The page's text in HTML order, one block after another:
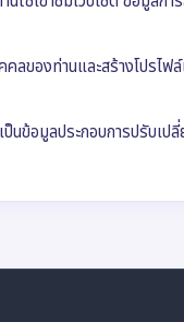
ของท่านและสร้างโปรไฟล์
นข้อมูลประกอบการปรับเ